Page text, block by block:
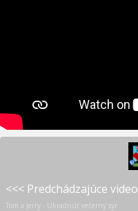
<<< Predchádzajúce video
Tom a Jerry - Ukradnúť večerný syr